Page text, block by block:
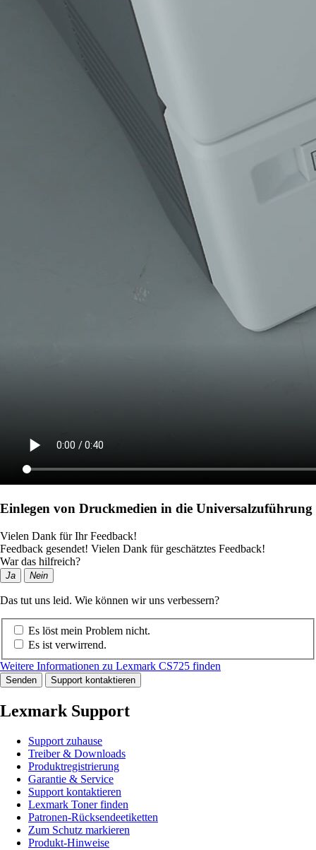
Einlegen von Druckmedien in die Universalzuführung
Vielen Dank für Ihr Feedback!
Feedback gesendet! Vielen Dank für geschätztes Feedback!
War das hilfreich?
Ja Nein
Das tut uns leid. Wie können wir uns verbessern?
Es löst mein Problem nicht.
Es ist verwirrend.
Weitere Informationen zu Lexmark CS725 finden
Senden Support kontaktieren
Lexmark Support
Support zuhause
Treiber & Downloads
Produktregistrierung
Garantie & Service
Support kontaktieren
Lexmark Toner finden
Patronen-Rücksendeetiketten
Zum Schutz markieren
Produkt-Hinweise